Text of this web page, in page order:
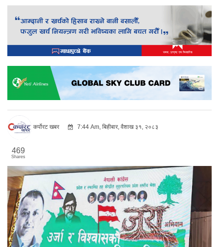
कर्पोरट खबर 7:44 Am, बिहीबार, वैशाख ३१, २०८३
469
Shares